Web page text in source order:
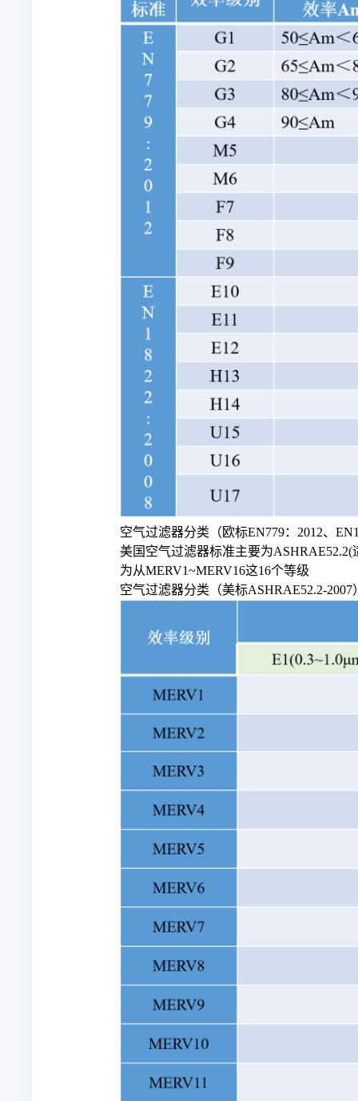
空气过滤器分类（欧标EN779：2012、
美国空气过滤器标准主要为
为从MERV1~MERV16这16个等级
空气过滤器分类（美标ASHRAE52.2-